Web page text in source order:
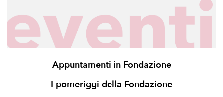
Appuntamenti in Fondazione
I pomeriggi della Fondazione